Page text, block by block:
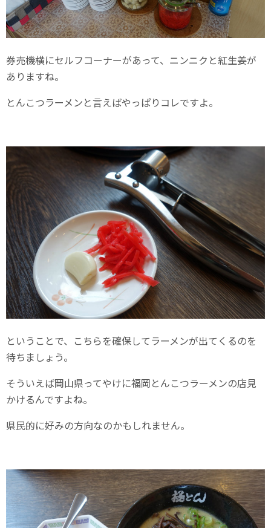
券売機横にセルフコーナーがあって、ニンニクと紅生姜が
ありますね。
とんこつラーメンと言えばやっぱりコレですよ。
ということで、こちらを確保してラーメンが出てくるのを
待ちましょう。
そういえば岡山県ってやけに福岡とんこつラーメンの店見
かけるんですよね。
県民的に好みの方向なのかもしれません。